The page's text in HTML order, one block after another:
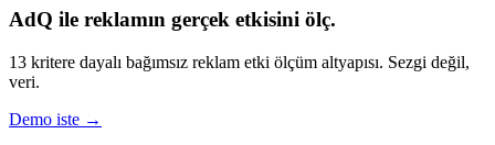
AdQ ile reklamın gerçek etkisini ölç.
13 kritere dayalı bağımsız reklam etki ölçüm altyapısı. Sezgi değil,
veri.
Demo iste →